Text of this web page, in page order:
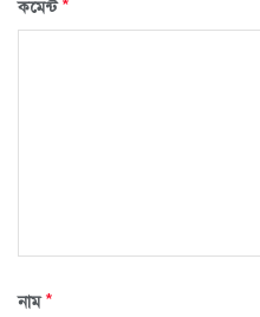
কমেন্ট*
নাম*